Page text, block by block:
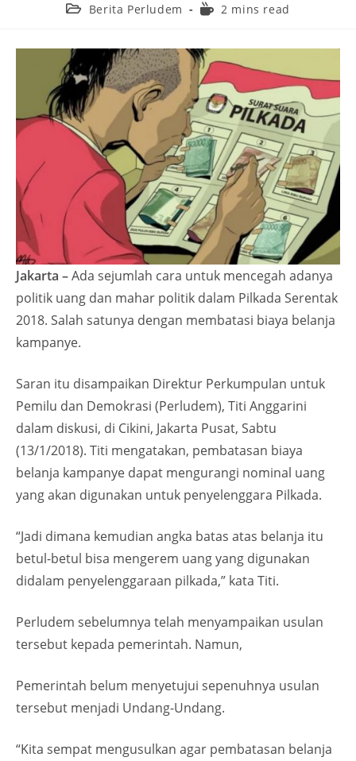
Berita Perludem
2 mins read
Jakarta –Ada sejumlah cara untuk mencegah adanya
politik uang dan mahar politik dalam Pilkada Serentak
2018. Salah satunya dengan membatasi biaya belanja
kampanye.
Saran itu disampaikan Direktur Perkumpulan untuk
Pemilu dan Demokrasi (Perludem), Titi Anggarini
dalam diskusi, di ‎Cikini, Jakarta Pusat, Sabtu
(13/1/2018). Titi mengatakan, pembatasan biaya
belanja kampanye dapat mengurangi nominal uang
yang akan digunakan untuk penyelenggara Pilkada. ‎
“Jadi dimana kemudian angka batas atas belanja itu
betul-betul bisa mengerem uang yang digunakan
didalam penyelenggaraan pilkada,” kata Titi.
Perludem sebelumnya telah menyampaikan usulan
tersebut kepada pemerintah. Namun,
Pemerintah belum menyetujui sepenuhnya usulan
tersebut menjadi Undang-Undang.‎
“Kita sempat mengusulkan agar pembatasan belanja